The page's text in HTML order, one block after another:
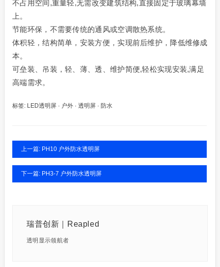
不占用空间,重量轻,无需改变建筑结构,直接固定于玻璃幕墙
上。
节能环保，不需要传统的通风或空调散热系统。
体积轻，结构简单，安装方便，实现前后维护，降低维修成
本。
可垒装、吊装，轻、薄、透、维护简便,轻松实现安装,满足
高端需求。
标签: LED透明屏 · 户外 · 透明屏 · 防水
上一篇: PH10 户外防水透明屏
下一篇: PH3-7 户外防水透明屏
瑞普创新｜Reapled
透明显示领航者